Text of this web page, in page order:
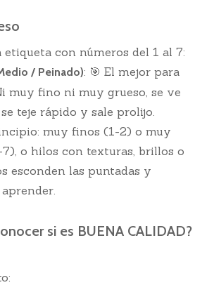
etiqueta con números del 1 al 7:
/ Peinado): 🎯 El mejor para
muy fino ni muy grueso, se ve
teje rápido y sale prolijo.
muy finos (1-2) o muy
o hilos con texturas, brillos o
esconden las puntadas y
si es BUENA CALIDAD?